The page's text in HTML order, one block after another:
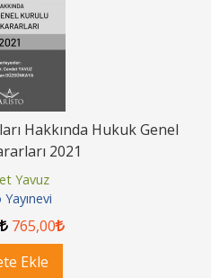
Hakkında Hukuk Genel
2021
Yavuz
765,00
Ekle